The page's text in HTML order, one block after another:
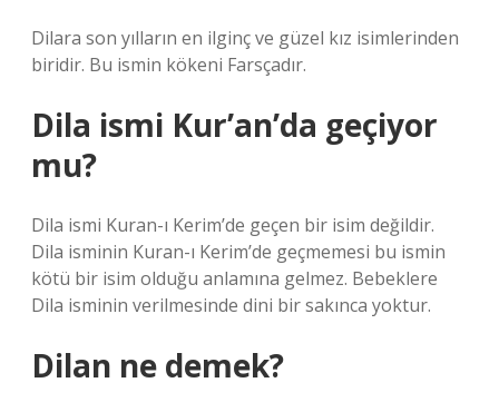
Dilara son yılların en ilginç ve güzel kız isimlerinden
biridir. Bu ismin kökeni Farsçadır.
Dila ismi Kur’an’da geçiyor
mu?
Dila ismi Kuran-ı Kerim’de geçen bir isim değildir.
Dila isminin Kuran-ı Kerim’de geçmemesi bu ismin
kötü bir isim olduğu anlamına gelmez. Bebeklere
Dila isminin verilmesinde dini bir sakınca yoktur.
Dilan ne demek?